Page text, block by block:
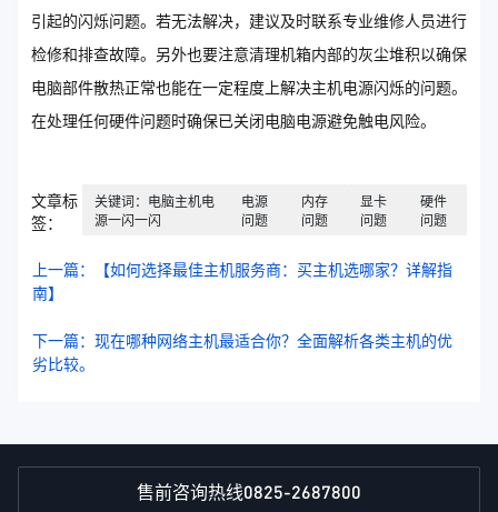
引起的闪烁问题。若无法解决，建议及时联系专业维修人员进行
检修和排查故障。另外也要注意清理机箱内部的灰尘堆积以确保
电脑部件散热正常也能在一定程度上解决主机电源闪烁的问题。
在处理任何硬件问题时确保已关闭电脑电源避免触电风险。
文章标
签：
关键词：电脑主机电
源一闪一闪
电源
问题
内存
问题
显卡
问题
硬件
问题
上一篇：【如何选择最佳主机服务商：买主机选哪家？详解指
南】
下一篇：现在哪种网络主机最适合你？全面解析各类主机的优
劣比较。
售前咨询热线0825-2687800